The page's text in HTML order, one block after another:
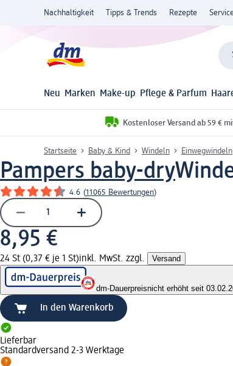
Nachhaltigkeit Tipps & Trends Rezepte
Neu Marken Make-up Pflege & Parfum
Kostenloser Versand ab 59 €
Startseite Baby & Kind Windeln Einwegwindeln
Pampers baby-dry
4.6 (11065 Bewertungen)
8,95 €
24 St (0,37 € je 1 St)inkl. MwSt. zzgl. Versand
dm-Dauerpreisnicht erhöht seit
In den Warenkorb
Lieferbar
Standardversand 2-3 Werktage